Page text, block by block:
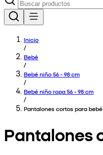
Inicio
/
Bebé
/
Bebé niño 56 - 98 cm
/
Bebé niño ropa 56 - 98 cm
/
Pantalones cortos para
Pantalones